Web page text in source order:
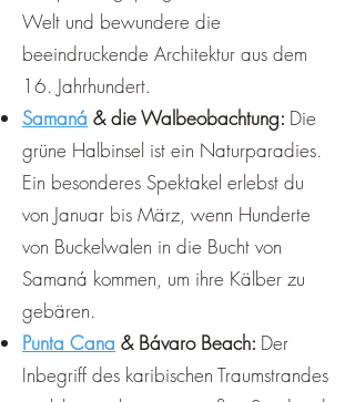
Welt und bewundere die
beeindruckende Architektur aus dem
16. Jahrhundert.
Samaná & die Walbeobachtung: Die
grüne Halbinsel ist ein Naturparadies.
Ein besonderes Spektakel erlebst du
von Januar bis März, wenn Hunderte
von Buckelwalen in die Bucht von
Samaná kommen, um ihre Kälber zu
gebären.
Punta Cana & Bávaro Beach: Der
Inbegriff des karibischen Traumstrandes